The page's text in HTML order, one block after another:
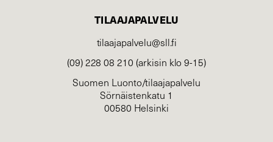
TILAAJAPALVELU
tilaajapalvelu@sll.fi
(09) 228 08 210 (arkisin klo 9-15)
Suomen Luonto/tilaajapalvelu
Sörnäistenkatu 1
00580 Helsinki